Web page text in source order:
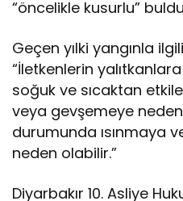
“öncelikle kusurlu”
Geçen yılki yangınla
“İletkenlerin
soğuk ve sıcaktan
veya gevşemeye neden
durumunda ısınmaya
neden olabilir.”
Diyarbakır 10. Asliye